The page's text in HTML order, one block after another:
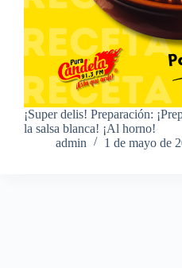
¡Super delis! Preparación:
la salsa blanca! ¡Al horno!
admin
1 de mayo de